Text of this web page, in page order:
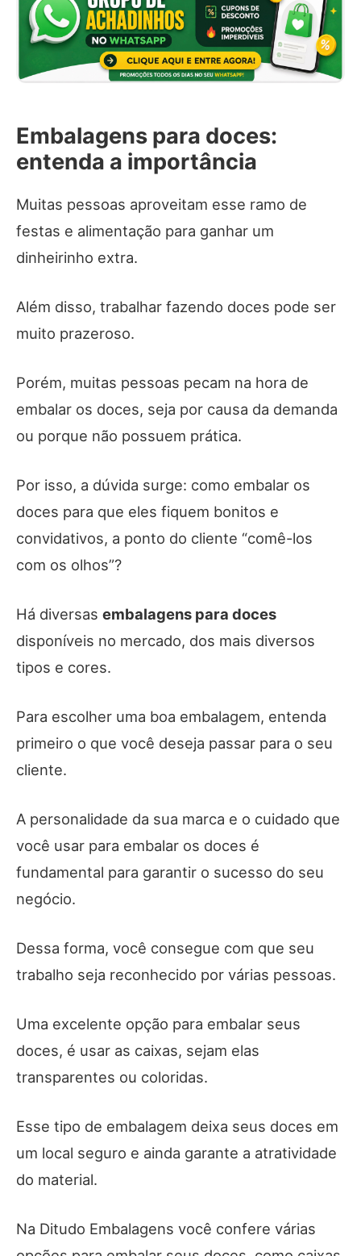
Embalagens para doces:
entenda a importância
Muitas pessoas aproveitam esse ramo de
festas e alimentação para ganhar um
dinheirinho extra.
Além disso, trabalhar fazendo doces pode ser
muito prazeroso.
Porém, muitas pessoas pecam na hora de
embalar os doces, seja por causa da demanda
ou porque não possuem prática.
Por isso, a dúvida surge: como embalar os
doces para que eles fiquem bonitos e
convidativos, a ponto do cliente “comê-los
com os olhos”?
Há diversas embalagens para doces
disponíveis no mercado, dos mais diversos
tipos e cores.
Para escolher uma boa embalagem, entenda
primeiro o que você deseja passar para o seu
cliente.
A personalidade da sua marca e o cuidado que
você usar para embalar os doces é
fundamental para garantir o sucesso do seu
negócio.
Dessa forma, você consegue com que seu
trabalho seja reconhecido por várias pessoas.
Uma excelente opção para embalar seus
doces, é usar as caixas, sejam elas
transparentes ou coloridas.
Esse tipo de embalagem deixa seus doces em
um local seguro e ainda garante a atratividade
do material.
Na Ditudo Embalagens você confere várias